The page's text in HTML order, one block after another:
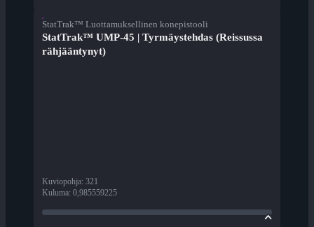
StatTrak™ Luottamuksellinen konepistooli
StatTrak™ UMP-45 | Tyrmäystehdas (Reissussa
rähjääntynyt)
Kuviopohja: 321
Kuluma: 0,985559225